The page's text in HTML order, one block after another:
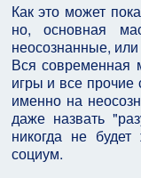
Как это может
но, основная
неосознанные,
Вся современная
игры и все прочие
именно на
даже назвать
никогда не
социум.